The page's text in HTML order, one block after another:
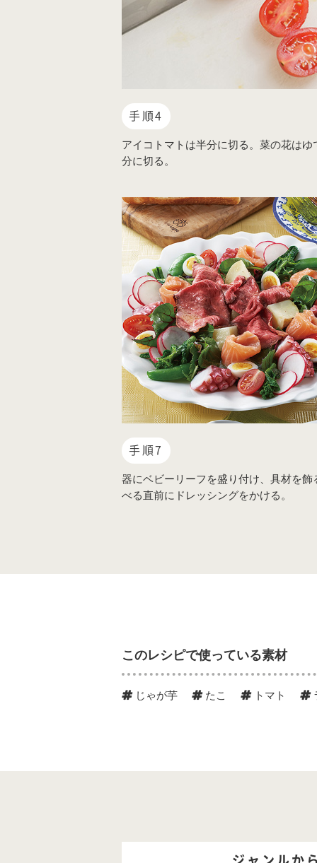
手順4
アイコトマトは半分に切る。菜の花はゆ
分に切る。
手順7
器にベビーリーフを盛り付け、具材を飾
べる直前にドレッシングをかける。
このレシピで使っている素材
じゃが芋 たこ トマト
ジャンルか